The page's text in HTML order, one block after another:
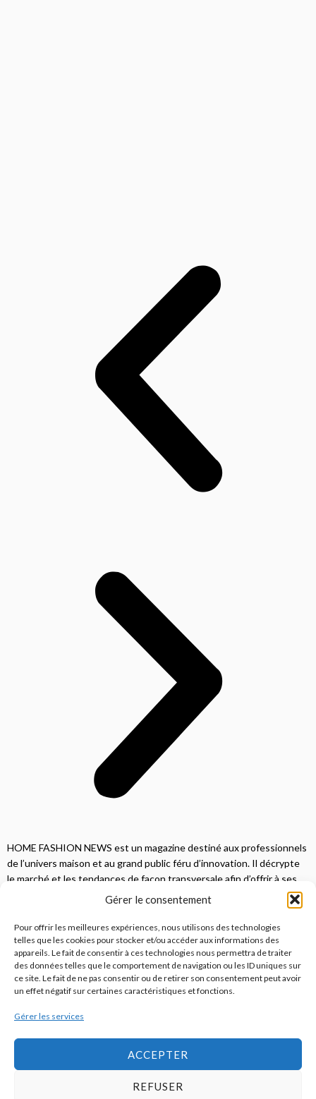
Gérer le consentement
Pour offrir les meilleures expériences, nous utilisons des technologies
telles que les cookies pour stocker et/ou accéder aux informations des
appareils. Le fait de consentir à ces technologies nous permettra de traiter
des données telles que le comportement de navigation ou les ID uniques sur
ce site. Le fait de ne pas consentir ou de retirer son consentement peut avoir
un effet négatif sur certaines caractéristiques et fonctions.
Gérer les services
ACCEPTER
REFUSER
HOME FASHION NEWS est un magazine destiné aux professionnels
de l’univers maison et au grand public féru d’innovation. Il décrypte
le marché et les tendances de façon transversale afin d’offrir à ses
lecteurs une vision complète.
JE M'ABONNE
© 2026Home Fashion News